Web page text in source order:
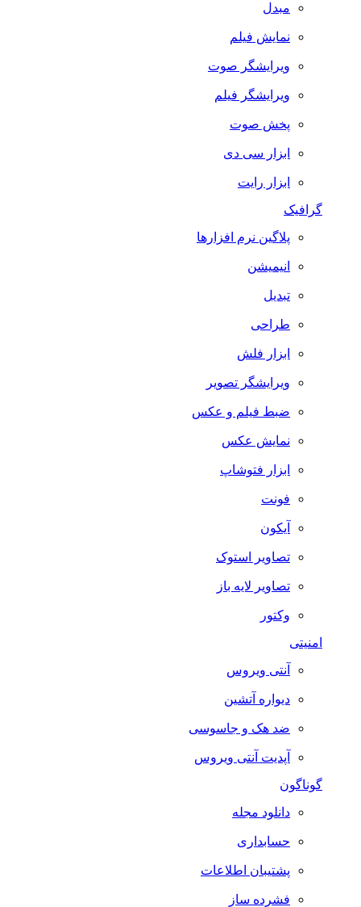
مبدل
نمایش فیلم
ویرایشگر صوت
ویرایشگر فیلم
پخش صوت
ابزار سی دی
ابزار رایت
گرافیک
پلاگین نرم افزارها
انیمیشن
تبدیل
طراحی
ابزار فلش
ویرایشگر تصویر
ضبط فيلم و عكس
نمایش عکس
ابزار فتوشاپ
فونت
آیکون
تصاویر استوک
تصاویر لایه باز
وکتور
امنیتی
آنتی ویروس
دیواره آتشین
ضد هک و جاسوسی
آپدیت آنتی ویروس
گوناگون
دانلود مجله
حسابداری
پشتیبان اطلاعات
فشرده ساز